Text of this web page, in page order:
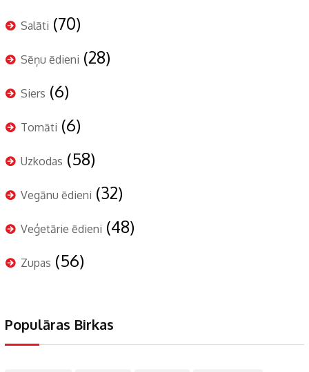
Salāti (70)
Sēņu ēdieni (28)
Siers (6)
Tomāti (6)
Uzkodas (58)
Vegānu ēdieni (32)
Veģetārie ēdieni (48)
Zupas (56)
Populāras Birkas